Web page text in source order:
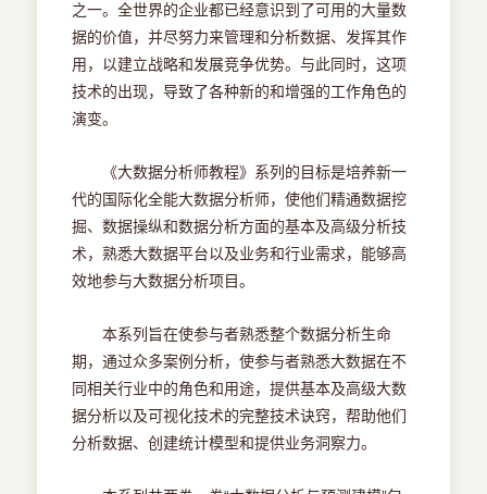
之一。全世界的企业都已经意识到了可用的大量数
据的价值，并尽努力来管理和分析数据、发挥其作
用，以建立战略和发展竞争优势。与此同时，这项
技术的出现，导致了各种新的和增强的工作角色的
演变。
《大数据分析师教程》系列的目标是培养新一
代的国际化全能大数据分析师，使他们精通数据挖
掘、数据操纵和数据分析方面的基本及高级分析技
术，熟悉大数据平台以及业务和行业需求，能够高
效地参与大数据分析项目。
本系列旨在使参与者熟悉整个数据分析生命
期，通过众多案例分析，使参与者熟悉大数据在不
同相关行业中的角色和用途，提供基本及高级大数
据分析以及可视化技术的完整技术诀窍，帮助他们
分析数据、创建统计模型和提供业务洞察力。